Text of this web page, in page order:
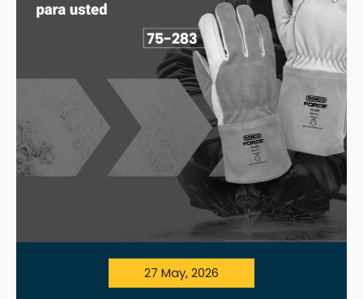
27 May, 2026